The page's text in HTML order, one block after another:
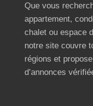
Que vous
appartement,
chalet ou espace
notre site couvre
régions et
d’annonces